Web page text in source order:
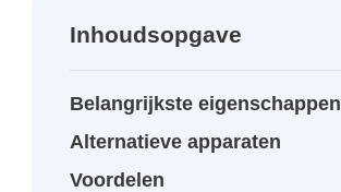
Inhoudsopgave
Belangrijkste eigenschappen
Alternatieve apparaten
Voordelen